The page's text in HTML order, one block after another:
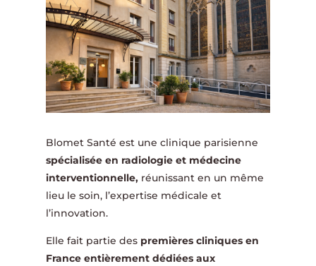
Blomet Santé est une clinique parisienne
spécialisée en radiologie et médecine
interventionnelle,réunissant en un même
lieu le soin, l’expertise médicale et
l’innovation.
Elle fait partie des premières cliniques en
France entièrement dédiées aux